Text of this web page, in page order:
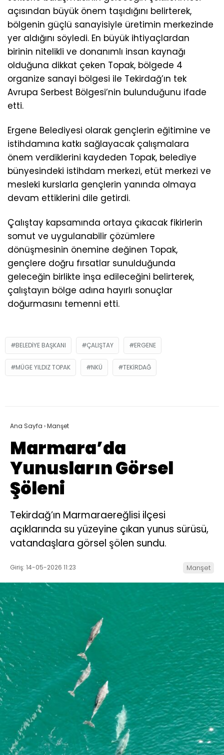
açısından büyük önem taşıdığını belirterek,
bölgenin güçlü sanayisiyle üretimin merkezinde
yer aldığını söyledi. En büyük ihtiyaçlardan
birinin nitelikli ve donanımlı insan kaynağı
olduğuna dikkat çeken Topak, bölgede 4
organize sanayi bölgesi ile Tekirdağ’ın tek
Avrupa Serbest Bölgesi’nin bulunduğunu ifade
etti.
Ergene Belediyesi olarak gençlerin eğitimine ve
istihdamına katkı sağlayacak çalışmalara
önem verdiklerini kaydeden Topak, belediye
bünyesindeki istihdam merkezi, etüt merkezi ve
mesleki kurslarla gençlerin yanında olmaya
devam ettiklerini dile getirdi.
Çalıştay kapsamında ortaya çıkacak fikirlerin
somut ve uygulanabilir çözümlere
dönüşmesinin önemine değinen Topak,
gençlere doğru fırsatlar sunulduğunda
geleceğin birlikte inşa edileceğini belirterek,
çalıştayın bölge adına hayırlı sonuçlar
doğurmasını temenni etti.
BELEDIYE BAŞKANI ÇALIŞTAY ERGENE
MÜGE YILDIZ TOPAK NKÜ TEKIRDAĞ
Ana Sayfa ›Manşet
Marmara’da
Yunusların Görsel
Şöleni
Tekirdağ’ın Marmaraereğlisi ilçesi
açıklarında su yüzeyine çıkan yunus sürüsü,
vatandaşlara görsel şölen sundu.
Giriş: 14-05-2026 11:23 Manşet